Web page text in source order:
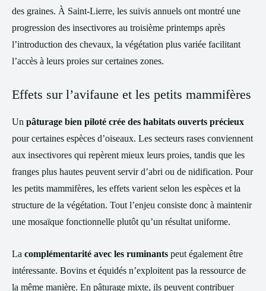
des graines. À Saint-Lierre, les suivis annuels ont montré une
progression des insectivores au troisième printemps après
l’introduction des chevaux, la végétation plus variée facilitant
l’accès à leurs proies sur certaines zones.
Effets sur l’avifaune et les petits mammifères
Un pâturage bien piloté crée des habitats ouverts précieux
pour certaines espèces d’oiseaux. Les secteurs rases conviennent
aux insectivores qui repèrent mieux leurs proies, tandis que les
franges plus hautes peuvent servir d’abri ou de nidification. Pour
les petits mammifères, les effets varient selon les espèces et la
structure de la végétation. Tout l’enjeu consiste donc à maintenir
une mosaïque fonctionnelle plutôt qu’un résultat uniforme.
La complémentarité avec les ruminants peut également être
intéressante. Bovins et équidés n’exploitent pas la ressource de
la même manière. En pâturage mixte, ils peuvent contribuer